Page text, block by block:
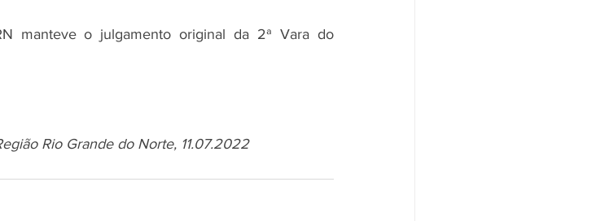
manteve o julgamento original da 2ª Vara do
Rio Grande do Norte, 11.07.2022